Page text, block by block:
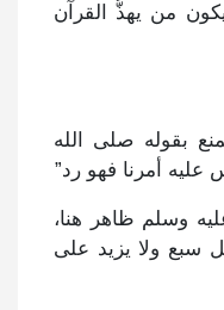
من يهذُّ القرآن
بقوله صلى الله
أمرنا فهو رد”
وسلم ظاهر هنا،
سبع ولا يزيد على